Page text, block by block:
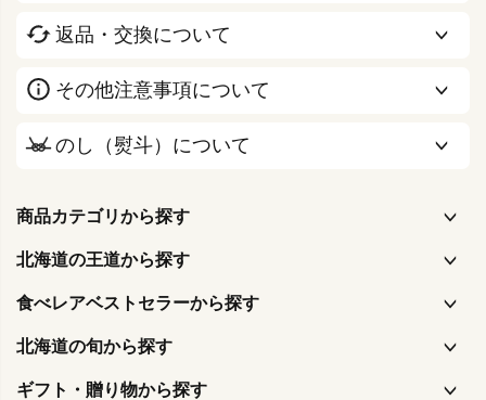
返品・交換について
その他注意事項について
のし（熨斗）について
商品カテゴリから探す
北海道の王道から探す
食べレアベストセラーから探す
北海道の旬から探す
ギフト・贈り物から探す